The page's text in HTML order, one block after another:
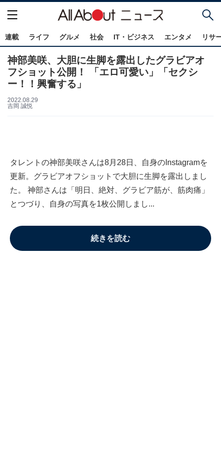
連載 ライフ グルメ 社会 IT・ビジネス エンタメ リサ
神部美咲、大胆に生脚を露出したグラビアオ
フショット公開！ 「エロ可愛い」「セクシ
ー！！興奮する」
2022.08.29
吉岡 誠悦
タレントの神部美咲さんは8月28日、自身のInstagramを
更新。グラビアオフショットで大胆に生脚を露出しまし
た。 神部さんは「明日、絶対、グラビア筋が、筋肉痛」
とつづり、自身の写真を1枚公開しまし...
続きを読む